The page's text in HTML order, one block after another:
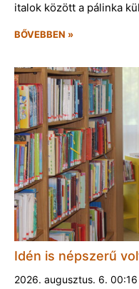
italok között a pálinka
BŐVEBBEN »
Idén is népszerű
2026. augusztus. 6. 00:16